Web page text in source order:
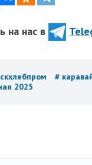
на нас в
#
2025